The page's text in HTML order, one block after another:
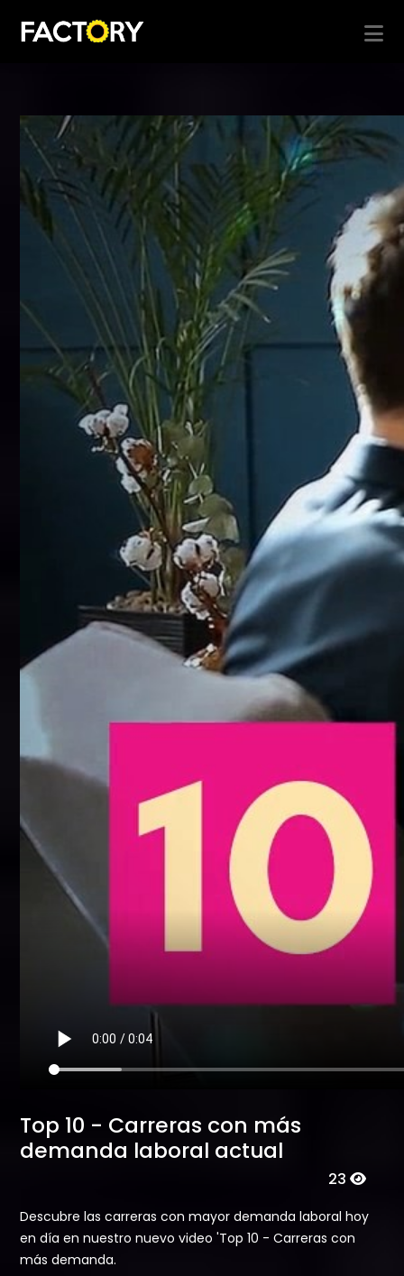
Top 10 - Carreras con más
demanda laboral actual
23
Descubre las carreras con mayor demanda laboral hoy
en día en nuestro nuevo video 'Top 10 - Carreras con
más demanda.